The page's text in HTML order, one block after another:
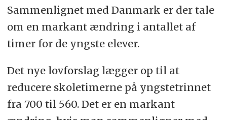
Sammenlignet med Danmark er der tale
om en markant ændring i antallet af
timer for de yngste elever.
Det nye lovforslag lægger op til at
reducere skoletimerne på yngstetrinnet
fra 700 til 560. Det er en markant